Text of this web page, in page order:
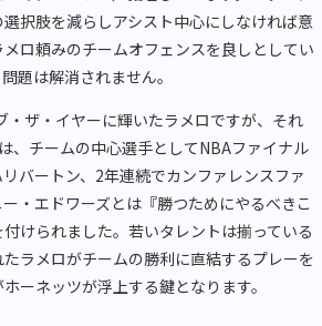
択肢を減らしアシスト中心にしなければ意
ロ頼みのチームオフェンスを良しとしてい
題は解消されません。
・ザ・イヤーに輝いたラメロですが、それ
、チームの中心選手としてNBAファイナル
バートン、2年連続でカンファレンスファ
・エドワーズとは『勝つためにやるべきこ
けられました。若いタレントは揃っている
ラメロがチームの勝利に直結するプレーを
ーネッツが浮上する鍵となります。